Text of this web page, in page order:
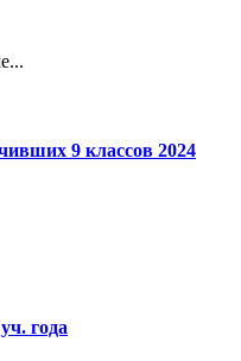
9 классов 2024
года